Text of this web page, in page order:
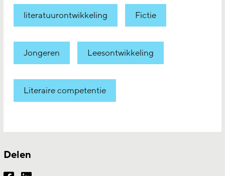
literatuurontwikkeling Fictie
Jongeren Leesontwikkeling
Literaire competentie
Delen